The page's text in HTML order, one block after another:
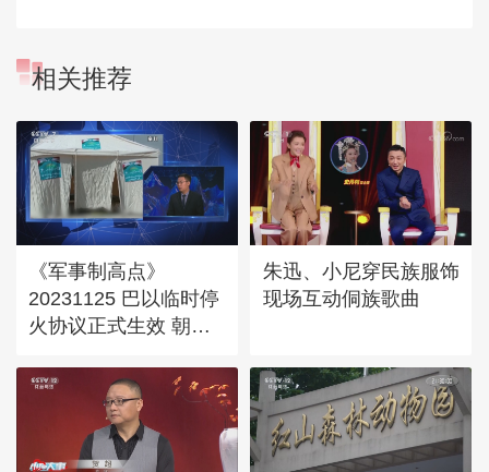
相关推荐
《军事制高点》
20231125 巴以临时停
火协议正式生效 朝鲜
航母首次起降大尺寸无
朱迅、小尼穿民族服饰
现场互动侗族歌曲